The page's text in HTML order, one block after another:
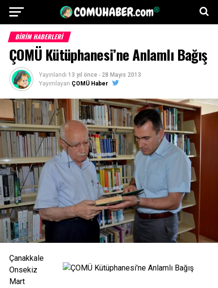
BİRİM HABERLERİ
ÇOMÜ Kütüphanesi’ne Anlamlı Bağış
Yayınlandı 13 yıl önce - 28 Mayıs 2013
Yayımlayan ÇOMÜ Haber
Çanakkale
Onsekiz
Mart